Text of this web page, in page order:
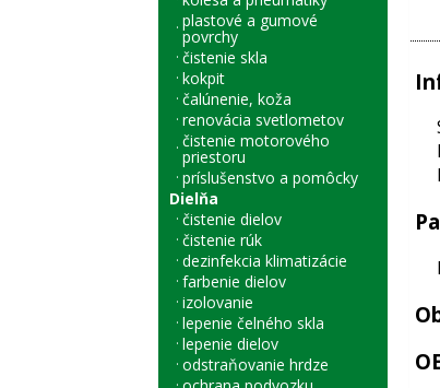
plastové a gumové
povrchy
čistenie skla
kokpit
čalúnenie, koža
renovácia svetlometov
čistenie motorového
priestoru
príslušenstvo a pomôcky
Dielňa
čistenie dielov
čistenie rúk
dezinfekcia klimatizácie
farbenie dielov
izolovanie
lepenie čelného skla
lepenie dielov
odstraňovanie hrdze